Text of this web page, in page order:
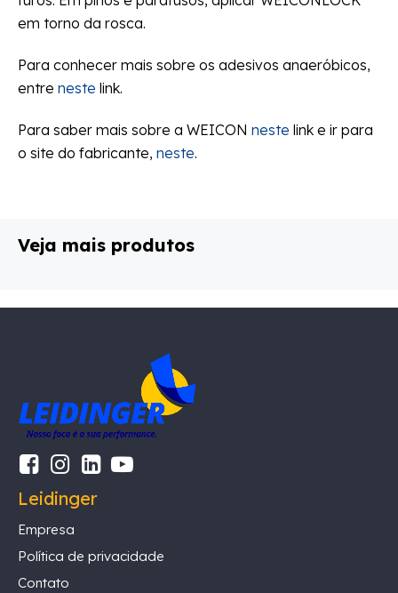
em torno da rosca.
Para conhecer mais sobre os adesivos anaeróbicos,
entre neste link.
Para saber mais sobre a WEICON neste link e ir para
o site do fabricante, neste.
Veja mais produtos
Leidinger
Empresa
Política de privacidade
Contato